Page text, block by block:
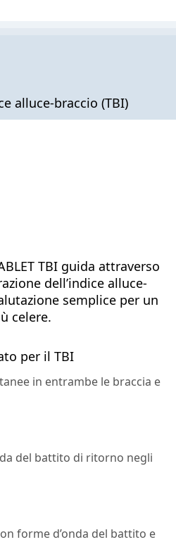
alluce-braccio (TBI)
TBI guida attraverso
dell’indice alluce-
semplice per un
celere.
per il TBI
in entrambe le braccia e
del battito di ritorno negli
forme d’onda del battito e